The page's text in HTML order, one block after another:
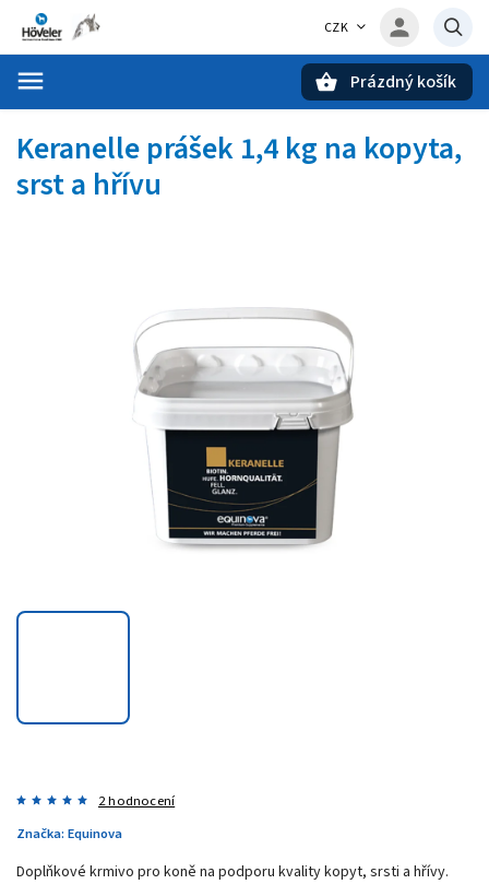
CZK
Prázdný košík
Keranelle prášek 1,4 kg na kopyta,
srst a hřívu
2 hodnocení
Značka: Equinova
Doplňkové krmivo pro koně na podporu kvality kopyt, srsti a hřívy.